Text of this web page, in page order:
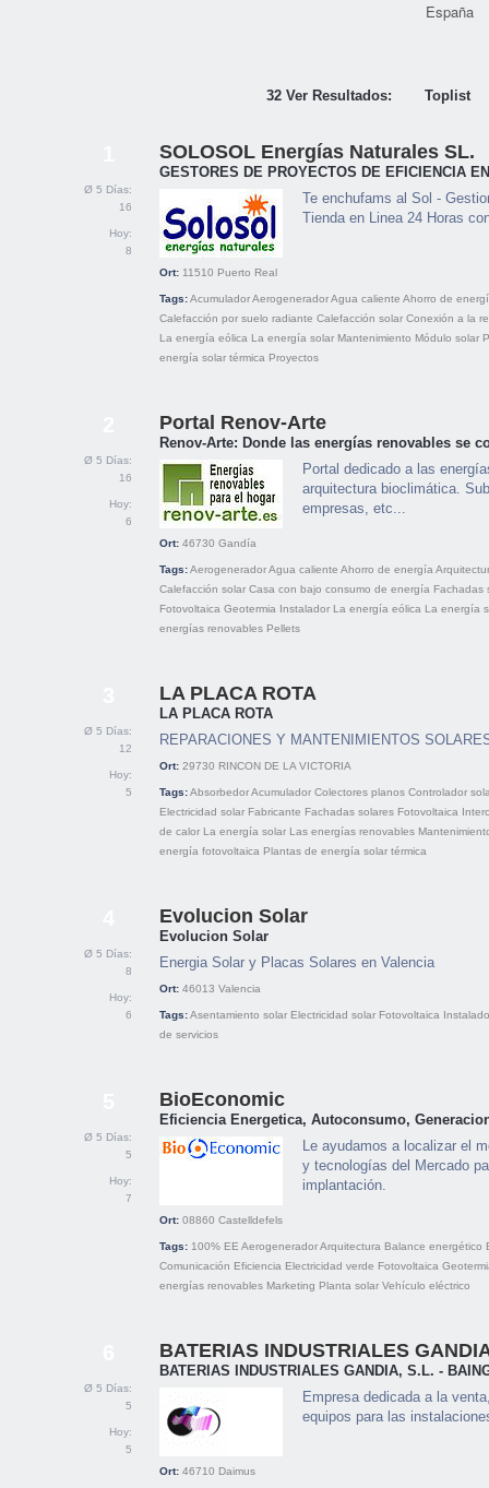
32 Ver Resultados: Toplist
Ø 5 Días:
16
Hoy:
8
SOLOSOL Energías Naturales SL.
GESTORES DE PROYECTOS DE EFICIENCIA
Te enchufams al Sol -
Tienda en Linea 24 Horas
Ort: 11510 Puerto Real
Tags:AcumuladorAerogeneradorAgua caliente Ahorro de
Calefacción por suelo radiante Calefacción solar Conexión a la
La energía eólica La energía solar Mantenimiento Módulo solar
energía solar térmica Proyectos
Ø 5 Días:
16
Hoy:
6
Portal Renov-Arte
Renov-Arte: Donde las energías renovables se
Portal dedicado a las
arquitectura bioclimática.
empresas, etc...
Ort: 46730 Gandía
Tags:AerogeneradorAgua caliente Ahorro de energía
Calefacción solar Casa con bajo consumo de energía Fachadas
Fotovoltaica Geotermia Instalador La energía eólica La energía
energías renovables Pellets
Ø 5 Días:
12
Hoy:
5
LA PLACA ROTA
LA PLACA ROTA
REPARACIONES Y MANTENIMIENTOS
Ort: 29730 RINCON DE LA VICTORIA
Tags:AbsorbedorAcumulador Colectores planos Controlador
Electricidad solar Fabricante Fachadas solares Fotovoltaica
de calor La energía solar Las energías renovables
energía fotovoltaica Plantas de energía solar térmica
Ø 5 Días:
8
Hoy:
6
Evolucion Solar
Evolucion Solar
Energia Solar y Placas Solares en Valencia
Ort: 46013 Valencia
Tags:Asentamiento solar Electricidad solar Fotovoltaica
de servicios
Ø 5 Días:
5
Hoy:
7
BioEconomic
Eficiencia Energetica, Autoconsumo,
Le ayudamos a localizar el
y tecnologías del Mercado
implantación.
Ort: 08860 Castelldefels
Tags: 100% EE AerogeneradorArquitectura Balance energético
Comunicación Eficiencia Electricidad verde Fotovoltaica
energías renovables Marketing Planta solar Vehículo eléctrico
Ø 5 Días:
5
Hoy:
5
BATERIAS INDUSTRIALES
BATERIAS INDUSTRIALES GANDIA, S.L. -
Empresa dedicada a la
equipos para las
Ort: 46710 Daimus